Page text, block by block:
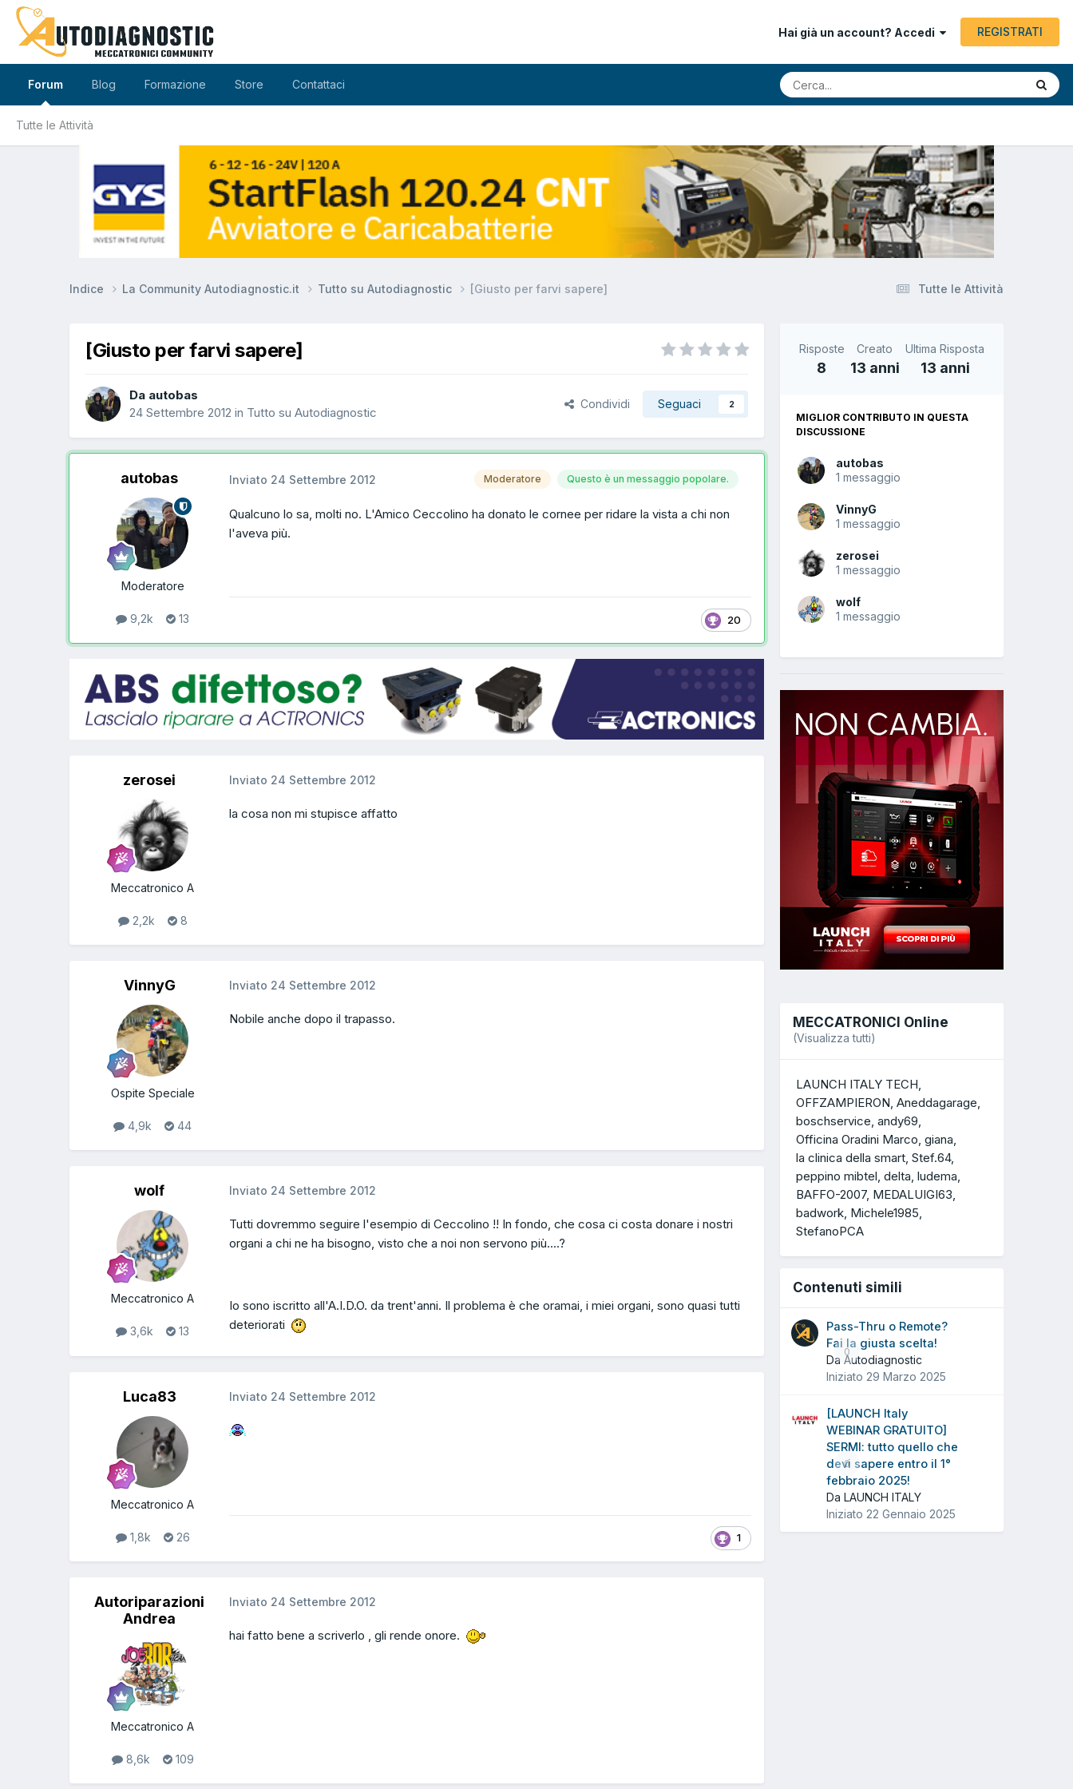
Hai già un account? Accedi REGISTRATI
Forum
Tutte le Attività
Blog Formazione Store Contattaci
Tutte le Attività
Indice La Community Autodiagnostic.it Tutto su Autodiagnostic [Giusto per farvi sapere]
[Giusto per farvi sapere]
Da autobas
24 Settembre 2012 in Tutto su Autodiagnostic
Condividi Seguaci 2
autobas
Moderatore
9,2k 13
Moderatore Questo è un messaggio popolare.
Inviato 24 Settembre 2012
Qualcuno lo sa, molti no. L'Amico Ceccolino ha donato le cornee per ridare la vista a chi non
l'aveva più.
20
zerosei
Meccatronico A
2,2k 8
Inviato 24 Settembre 2012
la cosa non mi stupisce affatto
VinnyG
Ospite Speciale
4,9k 44
Inviato 24 Settembre 2012
Nobile anche dopo il trapasso.
wolf
Meccatronico A
3,6k 13
Inviato 24 Settembre 2012
Tutti dovremmo seguire l'esempio di Ceccolino !! In fondo, che cosa ci costa donare i nostri
organi a chi ne ha bisogno, visto che a noi non servono più....?
Io sono iscritto all'A.I.D.O. da trent'anni. Il problema è che oramai, i miei organi, sono quasi tutti
deteriorati
Luca83
Meccatronico A
1,8k 26
Inviato 24 Settembre 2012
1
Autoriparazioni
Andrea
Meccatronico A
8,6k 109
Inviato 24 Settembre 2012
hai fatto bene a scriverlo , gli rende onore.
Risposte
8
Creato
13 anni
Ultima Risposta
13 anni
MIGLIOR CONTRIBUTO IN QUESTA
DISCUSSIONE
autobas
1 messaggio
VinnyG
1 messaggio
zerosei
1 messaggio
wolf
1 messaggio
MECCATRONICI Online
(Visualizza tutti)
LAUNCH ITALY TECH
OFFZAMPIERON Aneddagarage
boschservice andy69
Officina Oradini Marco giana
la clinica della smart Stef.64
peppino mibtel delta ludema
BAFFO-2007 MEDALUIGI63
badwork Michele1985
StefanoPCA
Contenuti simili
0
Pass-Thru o Remote?
Fai la giusta scelta!
Da Autodiagnostic
Iniziato 29 Marzo 2025
0
[LAUNCH Italy
WEBINAR GRATUITO]
SERMI: tutto quello che
devi sapere entro il 1°
febbraio 2025!
Da LAUNCH ITALY
Iniziato 22 Gennaio 2025